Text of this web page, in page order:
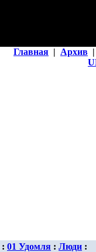
Главная | Архив |
: 01 Удомля : Люди :